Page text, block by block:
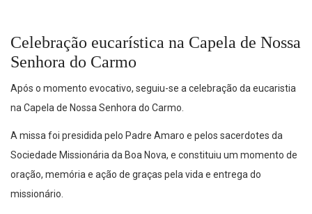
Celebração eucarística na Capela de Nossa
Senhora do Carmo
Após o momento evocativo, seguiu-se a celebração da eucaristia
na Capela de Nossa Senhora do Carmo.
A missa foi presidida pelo Padre Amaro e pelos sacerdotes da
Sociedade Missionária da Boa Nova, e constituiu um momento de
oração, memória e ação de graças pela vida e entrega do
missionário.